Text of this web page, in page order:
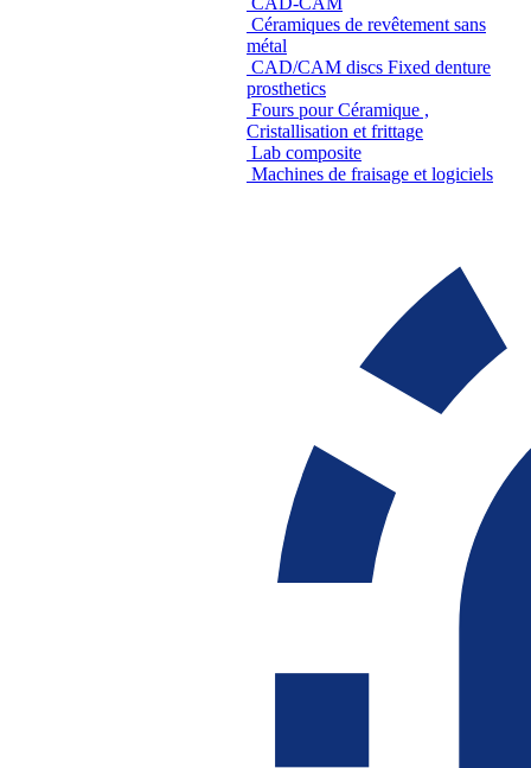
Céramiques de revêtement sans
métal
CAD/CAM discs Fixed denture
prosthetics
Fours pour Céramique ,
Cristallisation et frittage
Lab composite
Machines de fraisage et logiciels